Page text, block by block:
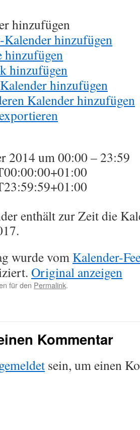
hinzufügen
hinzufügen
hinzufügen
hinzufügen
hinzufügen
Kalender hinzufügen
2014 um 00:00 – 23:59
enthält zur Zeit die
wurde vom Kalender-
Original anzeigen
für den Permalink.
Kommentar
sein, um einen